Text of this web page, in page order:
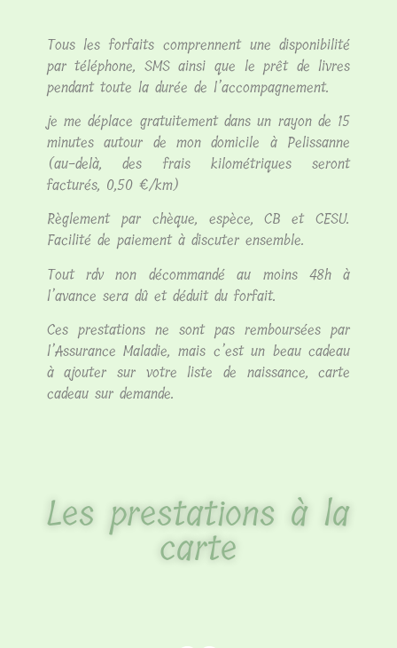
Tous les forfaits comprennent une disponibilité
par téléphone, SMS ainsi que le prêt de livres
pendant toute la durée de l’accompagnement.
​je me déplace gratuitement dans un rayon de 15
minutes autour de mon domicile à Pelissanne
(au-delà, des frais kilométriques seront
facturés, 0,50 €/km)
​​Règlement par chèque, espèce, CB et CESU.
Facilité de paiement à discuter ensemble.
​Tout rdv non décommandé au moins 48h à
l’avance sera dû et déduit du forfait.
​Ces prestations ne sont pas remboursées par
l’Assurance Maladie, mais c’est un beau cadeau
à ajouter sur votre liste de naissance, carte
cadeau sur demande.
Les prestations à la
carte